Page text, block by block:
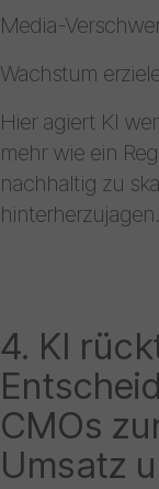
Media-
Wachstum
Hier agiert KI
mehr wie ein
nachhaltig zu
hinterherzujagen.
4. KI
CMOs
Umsatz